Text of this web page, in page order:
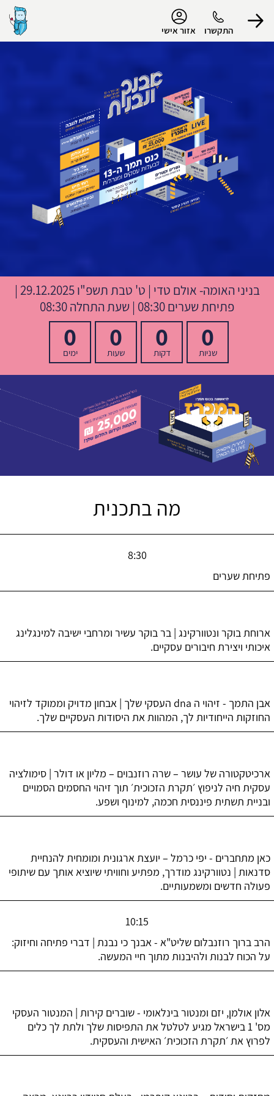
התקשרו אזור אישי
הפרופיל שלי
בניני האומה- אולם טדי | ט' טבת תשפ"ו
29.12.2025 |
פתיחת שערים 08:30 | שעת התחלה 08:30
0
שניות
0
דקות
0
שעות
0
ימים
מה בתכנית
8:30
פתיחת שערים
ארוחת בוקר ונטוורקינג | בר בוקר עשיר ומרחבי ישיבה למינגלינג
איכותי ויצירת חיבורים עסקיים.
אבן התמך - זיהוי ה dna העסקי שלך | אבחון מדויק וממוקד לזיהוי
החוזקות הייחודיות לך, המהוות את היסודות העסקיים שלך.
ארכיטקטורה של עושר – שרה רוזנבוים – מליון או דולר | סימולציה
עסקית חיה לניפוץ ׳תקרת הזכוכית׳ תוך זיהוי החסמים הסמויים
ובניית תשתית פיננסית חכמה, למינוף ושפע.
כאן מתחברים - יפי כרמל – יועצת ארגונית ומומחית להנחיית
סדנאות | נטוורקינג מודרך, מפתיע וחוויתי שיוציא אותך עם שיתופי
פעולה חדשים ומשמעותיים.
10:15
הרב ברוך רוזנבלום שליט"א - אבנך כי נבנת | דברי פתיחה וחיזוק:
על הכוח לבנות ולהיבנות מתוך חיי המעשה.
אלון אולמן, יזם ומנטור בינלאומי - שוברים קירות | המנטור העסקי
מס' 1 בישראל מגיע לטלטל את התפיסות שלך ולתת לך כלים
לפרוץ את ׳תקרת הזכוכית׳ האישית והעסקית.